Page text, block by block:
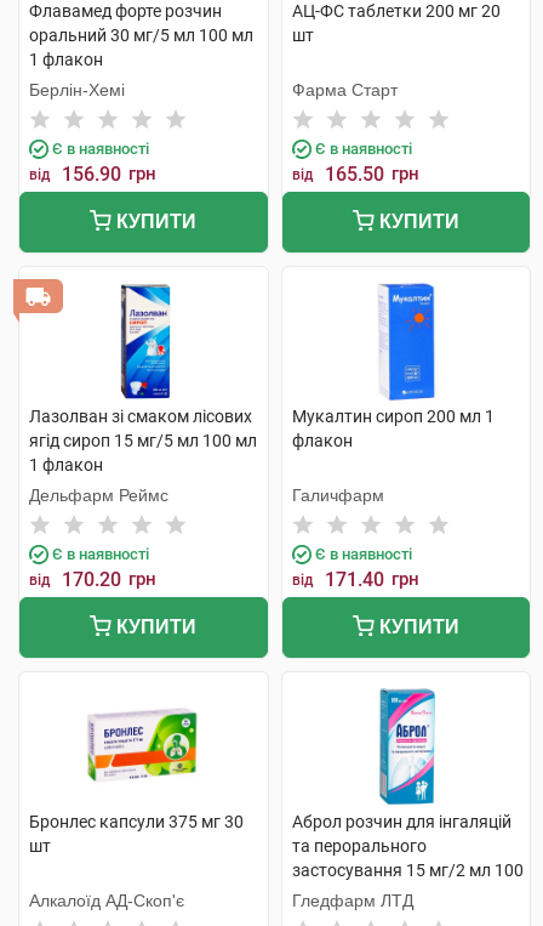
Флавамед форте розчин
оральний 30 мг/5 мл 100 мл
1 флакон
Берлін-Хемі
Є в наявності
від 156.90 грн
КУПИТИ
АЦ-ФС таблетки 200 мг 20
шт
Фарма Старт
Є в наявності
від 165.50 грн
КУПИТИ
Лазолван зі смаком лісових
ягід сироп 15 мг/5 мл 100 мл
1 флакон
Дельфарм Реймс
Є в наявності
від 170.20 грн
КУПИТИ
Мукалтин сироп 200 мл 1
флакон
Галичфарм
Є в наявності
від 171.40 грн
КУПИТИ
Бронлес капсули 375 мг 30
шт
Алкалоїд АД-Скоп'є
Аброл розчин для інгаляцій
та перорального
застосування 15 мг/2 мл 100
мл 1 флакон
Гледфарм ЛТД